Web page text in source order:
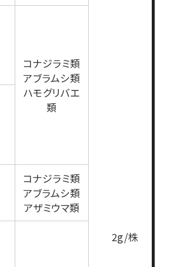
2g/株
コナジラミ類
アブラムシ類
ハモグリバエ
類
コナジラミ類
アブラムシ類
アザミウマ類